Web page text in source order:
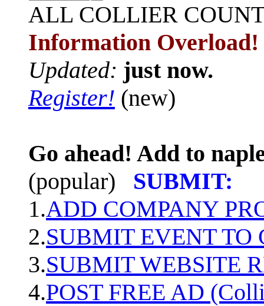
ALL COLLIER
Information Overload!
Updated: just now.
Register! (new)
Go ahead! Add to
(popular)
SUBMIT:
1.ADD COMPANY
2.SUBMIT EVENT TO
3.SUBMIT WEBSITE
4.POST FREE AD